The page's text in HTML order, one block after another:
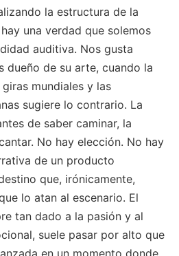
la estructura de la
una verdad que solemos
auditiva. Nos gusta
dueño de su arte, cuando la
mundiales y las
sugiere lo contrario. La
de saber caminar, la
No hay elección. No hay
de un producto
que, irónicamente,
lo atan al escenario. El
tan dado a la pasión y al
suele pasar por alto que